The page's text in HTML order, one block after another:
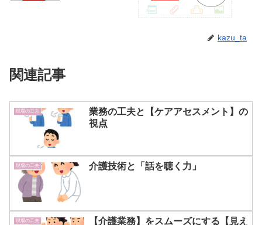
kazu_ta
関連記事
現場の工夫
業務の工夫と【ケアアセスメント】の
視点
現場の工夫 介護技術と「話を聴く力」
現場の工夫
【介護業務】をスムーズにする【見え